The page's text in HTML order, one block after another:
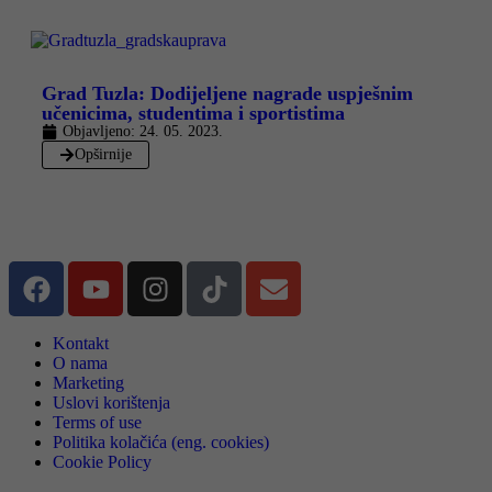
Grad Tuzla: Dodijeljene nagrade uspješnim
učenicima, studentima i sportistima
Objavljeno: 24. 05. 2023.
Opširnije
Kontakt
O nama
Marketing
Uslovi korištenja
Terms of use
Politika kolačića (eng. cookies)
Cookie Policy